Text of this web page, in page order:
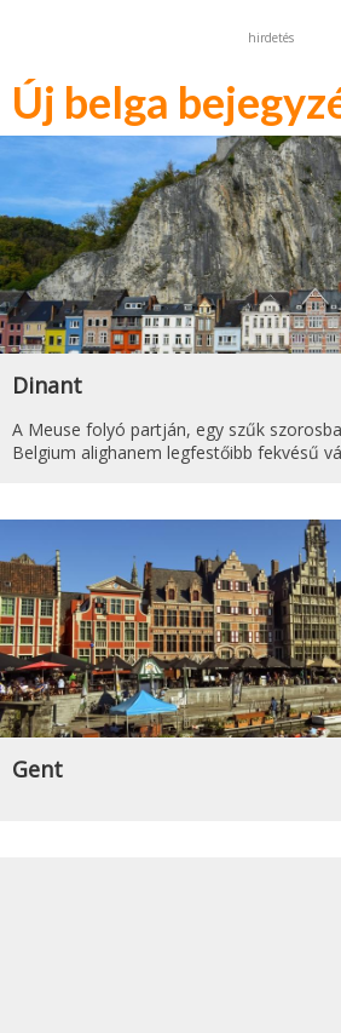
hirdetés
Új belga
Dinant
A Meuse folyó partján, egy szűk
Belgium alighanem legfestőibb fekvésű
Gent